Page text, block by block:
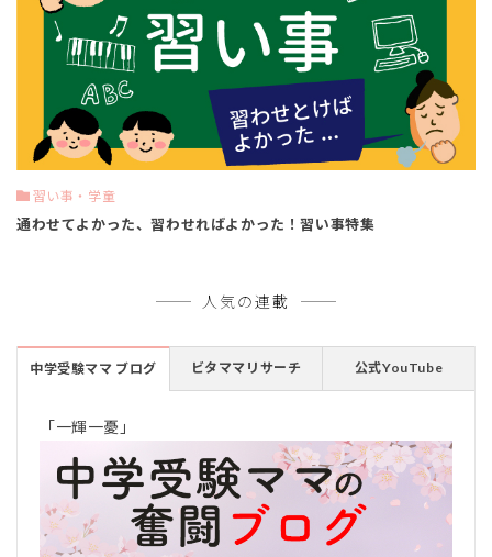
習い事・学童
通わせてよかった、習わせればよかった！習い事特集
人気の連載
中学受験ママ ブログ ビタママリサーチ 公式YouTube
「一輝一憂」